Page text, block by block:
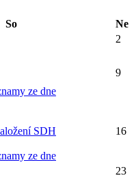
So
Ne
2
ze dne
9
SDH
ze dne
16
23